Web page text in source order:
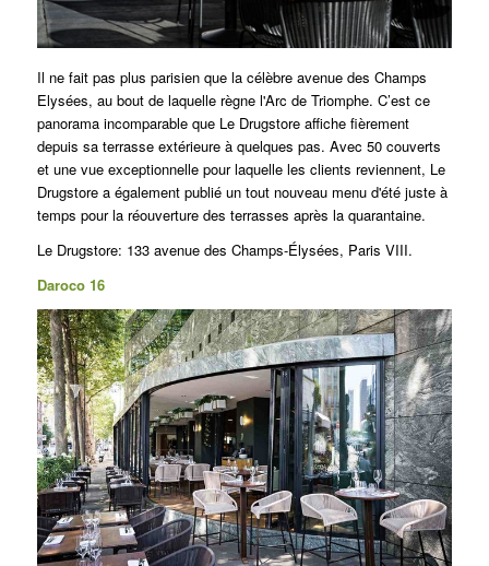
Il ne fait pas plus parisien que la célèbre avenue des Champs
Elysées, au bout de laquelle règne l'Arc de Triomphe. C’est ce
panorama incomparable que Le Drugstore affiche fièrement
depuis sa terrasse extérieure à quelques pas. Avec 50 couverts
et une vue exceptionnelle pour laquelle les clients reviennent, Le
Drugstore a également publié un tout nouveau menu d'été juste à
temps pour la réouverture des terrasses après la quarantaine.
Le Drugstore: 133 avenue des Champs-Élysées, Paris VIII.
Daroco 16